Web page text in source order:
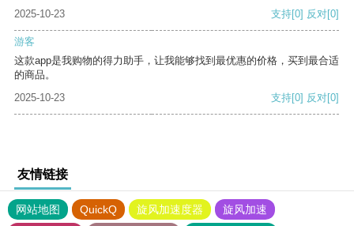
2025-10-23 支持[0] 反对[0]
游客
这款app是我购物的得力助手，让我能够找到最优惠的价格，买到最合适
的商品。
2025-10-23
支持[0] 反对[0]
友情链接
网站地图 QuickQ 旋风加速度器
旋风加速